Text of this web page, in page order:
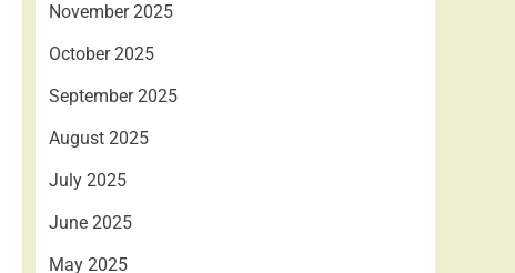
November 2025
October 2025
September 2025
August 2025
July 2025
June 2025
May 2025